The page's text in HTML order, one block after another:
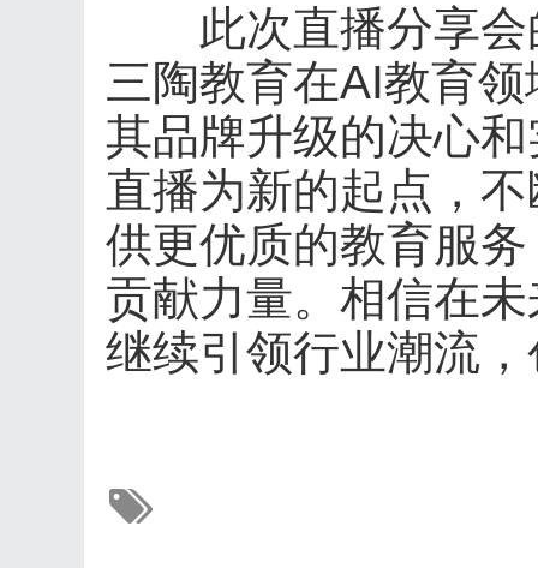
此次直播分享会
三陶教育在AI教育
其品牌升级的决心
直播为新的起点，
供更优质的教育服
贡献力量。相信在
继续引领行业潮流